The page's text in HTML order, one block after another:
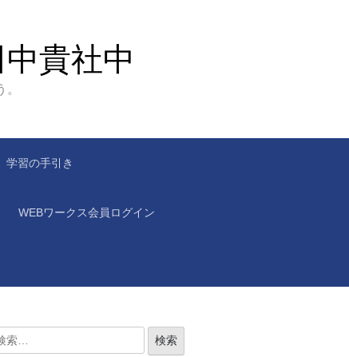
貴社中
習の手引き
WEBワークス会員ログイン